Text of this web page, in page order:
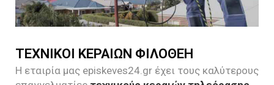
ΤΕΧΝΙΚΟΙ ΚΕΡΑΙΩΝ ΦΙΛΟΘΕΗ
Η εταιρία μας episkeves24.gr έχει τους καλύτερους